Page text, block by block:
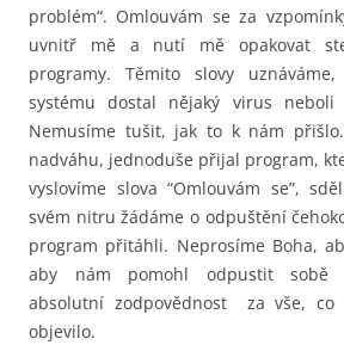
problém“. Omlouvám se za
uvnitř mě a nutí mě opakovat
programy. Těmito slovy
systému dostal nějaký virus neboli
Nemusíme tušit, jak to k nám
nadváhu, jednoduše přijal program,
vyslovíme slova “Omlouvám se”,
svém nitru žádáme o odpuštění
program přitáhli. Neprosíme Boha,
aby nám pomohl odpustit sobě
absolutní zodpovědnost za vše, co
objevilo.